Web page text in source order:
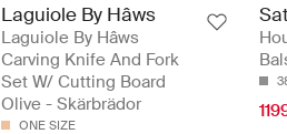
Laguiole By Hâws
Laguiole By Hâws
Carving Knife And Fork
Set W/ Cutting Board
Olive - Skärbrädor
ONE SIZE